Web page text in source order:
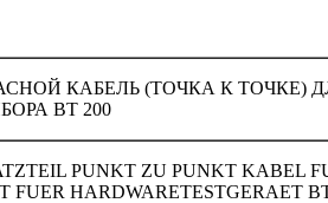
КАБЕЛЬ (ТОЧКА К ТОЧКЕ)
BT 200
PUNKT ZU PUNKT KABEL
FUER HARDWARETESTGERAET